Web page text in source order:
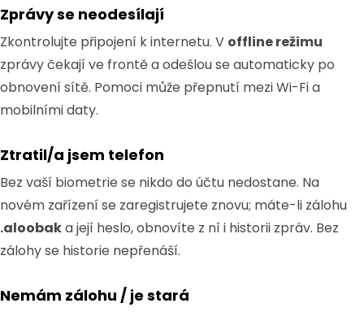
Zprávy se neodesílají
Zkontrolujte připojení k internetu. V offline režimu
zprávy čekají ve frontě a odešlou se automaticky po
obnovení sítě. Pomoci může přepnutí mezi Wi-Fi a
mobilními daty.
Ztratil/a jsem telefon
Bez vaší biometrie se nikdo do účtu nedostane. Na
novém zařízení se zaregistrujete znovu; máte-li zálohu
.aloobaka její heslo, obnovíte z ní i historii zpráv. Bez
zálohy se historie nepřenáší.
Nemám zálohu / je stará